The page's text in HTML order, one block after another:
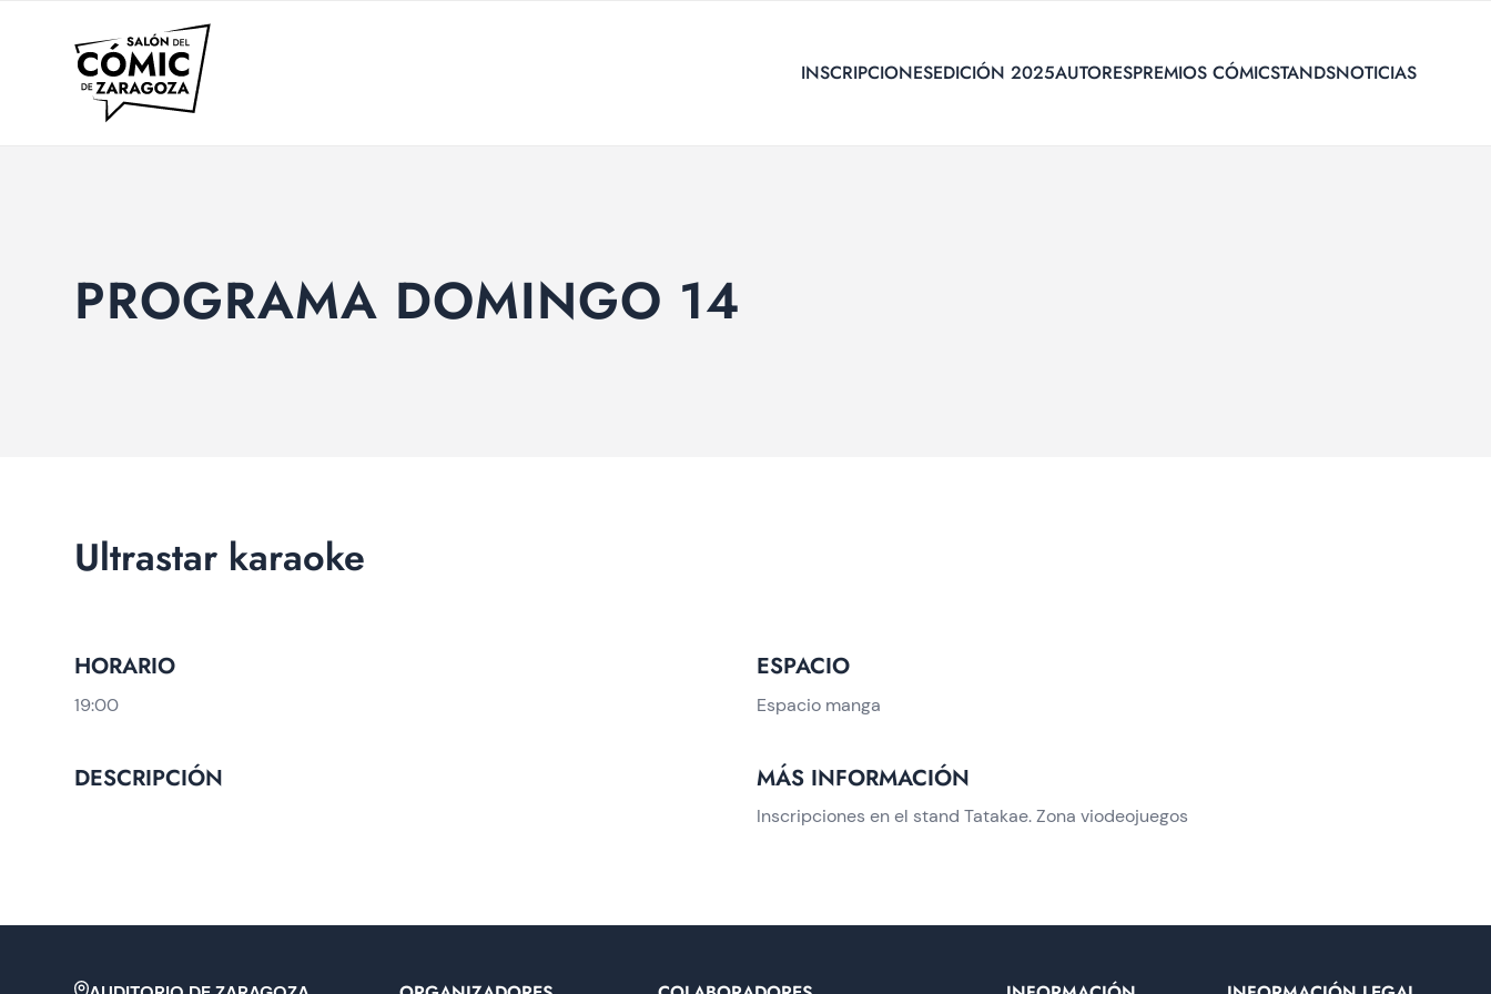
INSCRIPCIONESEDICIÓN 2025AUTORESPREMIOS CÓMICSTANDSNOTICIAS
PROGRAMA DOMINGO 14
Ultrastar karaoke
HORARIO
19:00
ESPACIO
Espacio manga
DESCRIPCIÓN MÁS INFORMACIÓN
Inscripciones en el stand Tatakae. Zona viodeojuegos